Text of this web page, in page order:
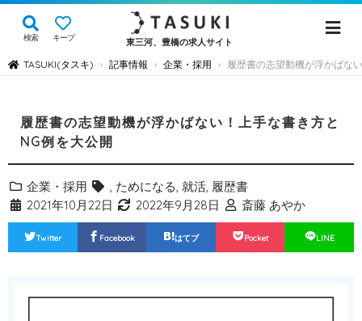
検索 キープ 東三河、豊橋の求人サイト
TASUKI(タスキ) › 記事情報 › 企業・採用 › 履歴書の志望動機が浮かばな
履歴書の志望動機が浮かばない！上手な書き方と
NG例を大公開
企業・採用 , ためになる, 就活, 履歴書
2021年10月22日
2022年9月28日 斎藤 あやか
Twitter Facebook はてブ Pocket LINE